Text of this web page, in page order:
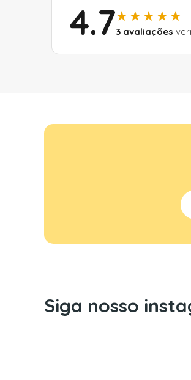
4.7★★★★★
3 avaliações
Siga nosso